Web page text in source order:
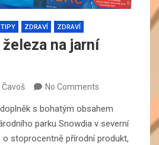
TIPY ZDRAVÍ ZDRAVÍ
na jarní
Čavoš No Comments
s bohatým obsahem
parku Snowdia v severní
o stoprocentně přírodní produkt,